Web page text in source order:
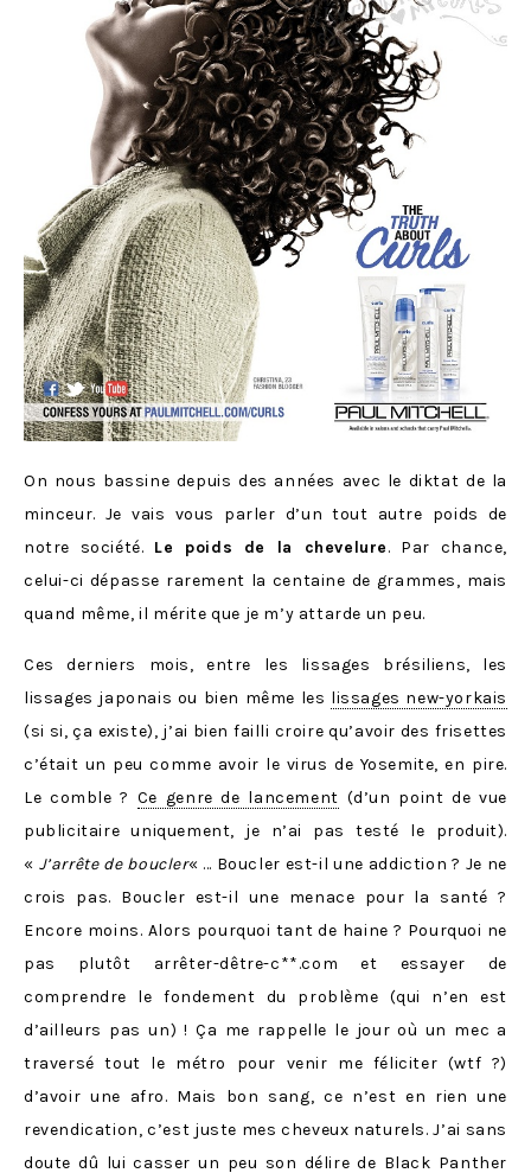
On nous bassine depuis des années avec le diktat de la
minceur. Je vais vous parler d’un tout autre poids de
notre société. Le poids de la chevelure. Par chance,
celui-ci dépasse rarement la centaine de grammes, mais
quand même, il mérite que je m’y attarde un peu.
Ces derniers mois, entre les lissages brésiliens, les
lissages japonais ou bien même les lissages new-yorkais
(si si, ça existe), j’ai bien failli croire qu’avoir des frisettes
c’était un peu comme avoir le virus de Yosemite, en pire.
Le comble ? Ce genre de lancement (d’un point de vue
publicitaire uniquement, je n’ai pas testé le produit).
« J’arrête de boucler« … Boucler est-il une addiction ? Je ne
crois pas. Boucler est-il une menace pour la santé ?
Encore moins. Alors pourquoi tant de haine ? Pourquoi ne
pas plutôt arrêter-dêtre-c**.com et essayer de
comprendre le fondement du problème (qui n’en est
d’ailleurs pas un) ! Ça me rappelle le jour où un mec a
traversé tout le métro pour venir me féliciter (wtf ?)
d’avoir une afro. Mais bon sang, ce n’est en rien une
revendication, c’est juste mes cheveux naturels. J’ai sans
doute dû lui casser un peu son délire de Black Panther